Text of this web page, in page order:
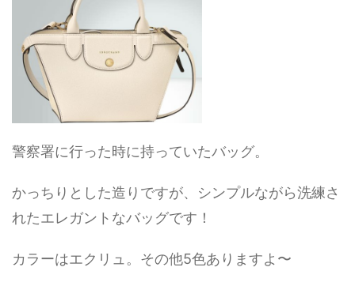
警察署に行った時に持っていたバッグ。
かっちりとした造りですが、シンプルながら洗練さ
れたエレガントなバッグです！
カラーはエクリュ。その他5色ありますよ〜